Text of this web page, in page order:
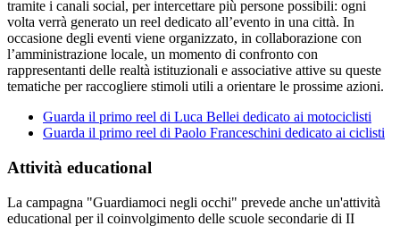
tramite i canali social, per intercettare più persone possibili: ogni
volta verrà generato un reel dedicato all’evento in una città. In
occasione degli eventi viene organizzato, in collaborazione con
l’amministrazione locale, un momento di confronto con
rappresentanti delle realtà istituzionali e associative attive su queste
tematiche per raccogliere stimoli utili a orientare le prossime azioni.
Guarda il primo reel di Luca Bellei dedicato ai motociclisti
Guarda il primo reel di Paolo Franceschini dedicato ai ciclisti
Attività educational
La campagna "Guardiamoci negli occhi" prevede anche un'attività
educational per il coinvolgimento delle scuole secondarie di II